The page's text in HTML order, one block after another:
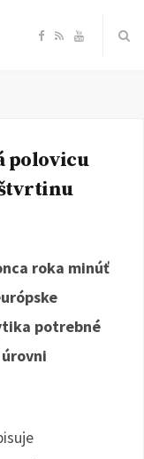
F
e
o
R Y
T
polovicu
roka minúť
potrebné